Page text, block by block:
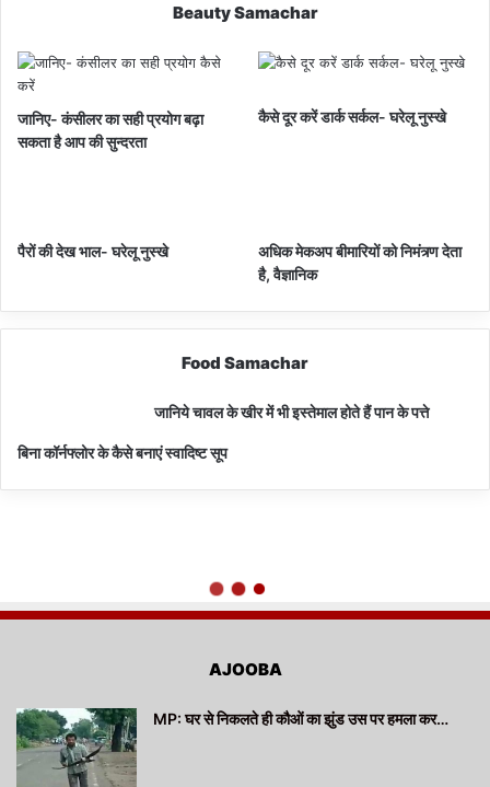
Beauty Samachar
जानिए- कंसीलर का सही प्रयोग बढ़ा
सकता है आप की सुन्दरता
कैसे दूर करें डार्क सर्कल- घरेलू नुस्खे
पैरों की देख भाल- घरेलू नुस्खे
अधिक मेकअप बीमारियों को निमंत्र्ण देता
है, वैज्ञानिक
Food Samachar
जानिये चावल के खीर में भी इस्तेमाल होते हैं पान के पत्ते
बिना कॉर्नफ्लोर के कैसे बनाएं स्वादिष्ट सूप
AJOOBA
MP: घर से निकलते ही कौओं का झुंड उस पर हमला कर…